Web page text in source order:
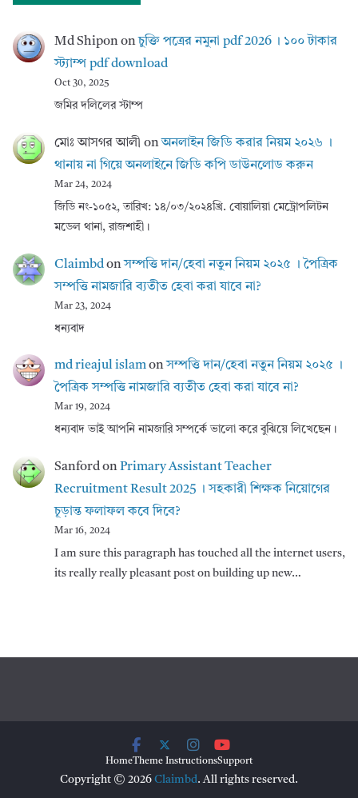
Md Shipononচুক্তি পত্রের নমুনা pdf 2026 । ১০০ টাকার
স্ট্যাম্প pdf download
Oct 30, 2025
জমির দলিলের স্টাম্প
মোঃ আসগর আলী onঅনলাইন জিডি করার নিয়ম ২০২৬ ।
থানায় না গিয়ে অনলাইনে জিডি কপি ডাউনলোড করুন
Mar 24, 2024
জিডি নং-১০৫২, তারিখ: ১৪/০৩/২০২৪খ্রি. বোয়ালিয়া মেট্রোপলিটন
মডেল থানা, রাজশাহী।
Claimbdonসম্পত্তি দান/হেবা নতুন নিয়ম ২০২৫ । পৈত্রিক
সম্পত্তি নামজারি ব্যতীত হেবা করা যাবে না?
Mar 23, 2024
ধন্যবাদ
md rieajul islamonসম্পত্তি দান/হেবা নতুন নিয়ম ২০২৫ ।
পৈত্রিক সম্পত্তি নামজারি ব্যতীত হেবা করা যাবে না?
Mar 19, 2024
ধন্যবাদ ভাই আপনি নামজারি সম্পর্কে ভালো করে বুঝিয়ে লিখেছেন।
SanfordonPrimary Assistant Teacher
Recruitment Result 2025 । সহকারী শিক্ষক নিয়োগের
চূড়ান্ত ফলাফল কবে দিবে?
Mar 16, 2024
I am sure this paragraph has touched all the internet users,
its really really pleasant post on building up new…
HomeTheme InstructionsSupport
Copyright © 2026 Claimbd. All rights reserved.